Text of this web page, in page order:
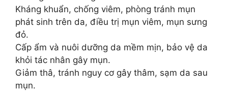
Kháng khuẩn, chống viêm, phòng tránh mụn
phát sinh trên da, điều trị mụn viêm, mụn sưng
đỏ.
Cấp ẩm và nuôi dưỡng da mềm mịn, bảo vệ da
khỏi tác nhân gây mụn.
Giảm thâ, tránh nguy cơ gây thâm, sạm da sau
mụn.